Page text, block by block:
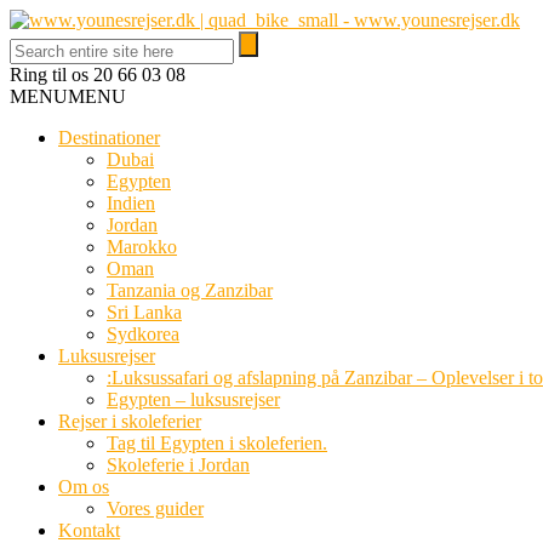
Ring til os 20 66 03 08
MENUMENU
Destinationer
Dubai
Egypten
Indien
Jordan
Marokko
Oman
Tanzania og Zanzibar
Sri Lanka
Sydkorea
Luksusrejser
:Luksussafari og afslapning på Zanzibar – Oplevelser i
Egypten – luksusrejser
Rejser i skoleferier
Tag til Egypten i skoleferien.
Skoleferie i Jordan
Om os
Vores guider
Kontakt